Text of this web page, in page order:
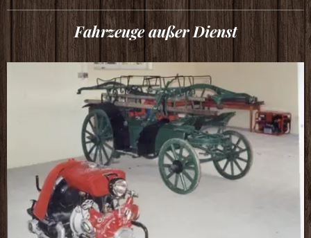
Fahrzeuge außer Dienst